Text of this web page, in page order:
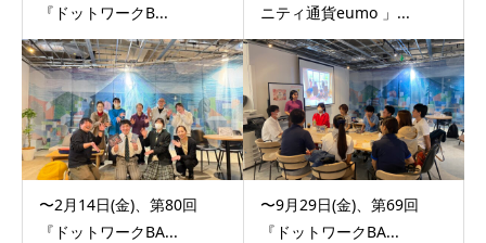
『ドットワークB...
ニティ通貨eumo 」...
〜2月14日(金)、第80回
『ドットワークBA...
〜9月29日(金)、第69回
『ドットワークBA...